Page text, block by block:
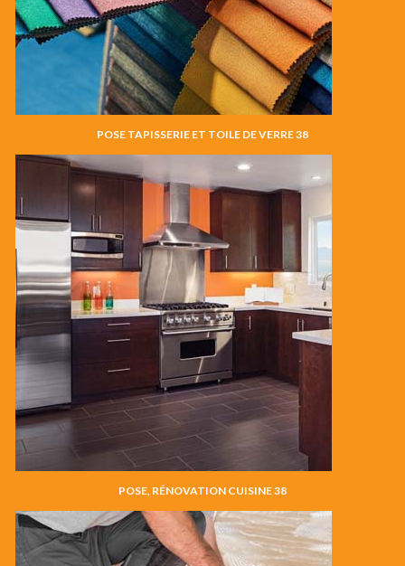
POSE TAPISSERIE ET TOILE DE VERRE 38
POSE, RÉNOVATION CUISINE 38